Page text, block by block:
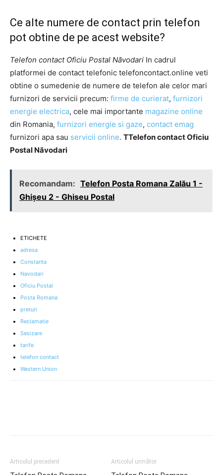
Ce alte numere de contact prin telefon
pot obtine de pe acest website?
Telefon contact Oficiu Postal Năvodari In cadrul
platformei de contact telefonic telefoncontact.online veti
obtine o sumedenie de numere de telefon ale celor mari
furnizori de servicii precum: firme de curierat, furnizori
energie electrica, cele mai importante magazine online
din Romania, furnizori energie si gaze, contact emag
furnizori apa sau servicii online. TTelefon contact Oficiu
Postal Năvodari
Recomandam: Telefon Posta Romana Zalău 1 -
Ghişeu 2 - Ghiseu Postal
ETICHETE
adresa
Constanta
Navodari
Oficiu Postal
Posta Romana
preturi
Reclamatie
Sesizare
tarife
telefon contact
Western Union
Articolul precedent Articolul următor